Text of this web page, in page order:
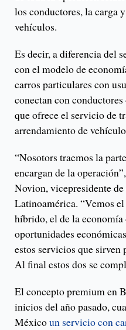
los conductores, la carga
vehículos.
Es decir, a diferencia del
con el modelo de
carros particulares con
conectan con
que ofrece el servicio de
arrendamiento de
“Nosotors traemos la
encargan de la
Novion, vicepresidente
Latinoamérica. “Vemos
híbrido, el de la
oportunidades
estos servicios que sirven
Al final estos dos se
El concepto premium en
inicios del año pasado,
Méxicoun servicio con